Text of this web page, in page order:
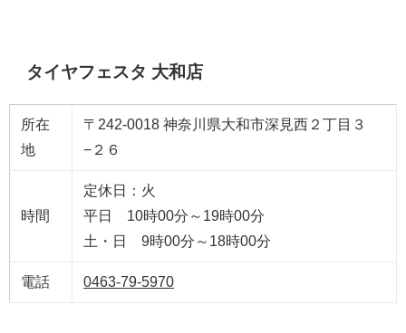
タイヤフェスタ 大和店
所在
地
〒242-0018 神奈川県大和市深見西２丁目３
−２６
時間
定休日：火
平日 10時00分～19時00分
土・日 9時00分～18時00分
電話 0463-79-5970